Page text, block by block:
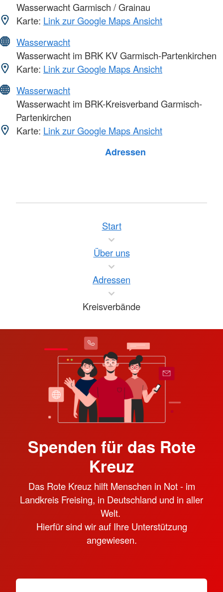
Wasserwacht Garmisch / Grainau
Karte: Link zur Google Maps Ansicht
Wasserwacht
Wasserwacht im BRK KV Garmisch-Partenkirchen
Karte: Link zur Google Maps Ansicht
Wasserwacht
Wasserwacht im BRK-Kreisverband Garmisch-
Partenkirchen
Karte: Link zur Google Maps Ansicht
Adressen
Start
Über uns
Adressen
Kreisverbände
Spenden für das Rote
Kreuz
Das Rote Kreuz hilft Menschen in Not - im
Landkreis Freising, in Deutschland und in aller
Welt.
Hierfür sind wir auf Ihre Unterstützung
angewiesen.